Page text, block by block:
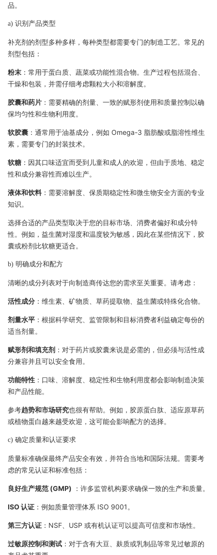
品。
a) 识别产品类型
补充剂的剂型多种多样，每种类型都需要专门的制造工艺。常见的
剂型包括：
粉末 ：常用于蛋白质、蔬菜或功能性混合物。生产过程包括混合、
干燥和包装，并需仔细考虑颗粒大小和溶解度。
胶囊和药片 ：需要精确的剂量、一致的赋形剂使用和质量控制以确
保均匀性和生物利用度。
软胶囊 ：通常用于油基成分，例如 Omega-3 脂肪酸或脂溶性维生
素，需要专门的封装技术。
软糖 ：因其口味适宜而受到儿童和成人的欢迎，但由于质地、稳定
性和成分兼容性而难以生产。
液体和饮料 ：需要溶解度、保质期稳定性和微生物安全方面的专业
知识。
选择合适的产品类型取决于您的目标市场、消费者偏好和成分特
性。例如，益生菌对湿度和温度较为敏感，因此在某些情况下，胶
囊或粉剂比软糖更适合。
b) 明确成分和配方
清晰的成分列表对于向制造商传达您的需求至关重要。请考虑：
活性成分 ：维生素、矿物质、草药提取物、益生菌或特殊化合物。
剂量水平 ：根据科学研究、监管限制和目标消费者利益确定每份的
适当剂量。
赋形剂和填充剂 ：对于药片或胶囊来说是必需的，但必须与活性成
分兼容并且可以安全食用。
功能特性 ：口味、溶解度、稳定性和生物利用度都会影响制造决策
和产品性能。
参考趋势和市场研究也很有帮助。例如，胶原蛋白肽、适应原草药
或植物蛋白越来越受欢迎，这可能会影响配方的选择。
c) 确定质量和认证要求
质量标准确保最终产品安全有效，并符合当地和国际法规。需要考
虑的常见认证和标准包括：
良好生产规范 (GMP) ：许多监管机构要求确保一致的生产和质量。
ISO 认证 ：例如质量管理体系 ISO 9001。
第三方认证 ：NSF、USP 或有机认证可以提高可信度和市场性。
过敏原控制和测试 ：对于含有大豆、麸质或乳制品等常见过敏原的